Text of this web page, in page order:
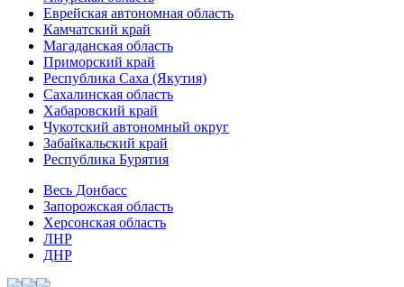
Еврейская автономная область
Камчатский край
Магаданская область
Приморский край
Республика Саха (Якутия)
Сахалинская область
Хабаровский край
Чукотский автономный округ
Забайкальский край
Республика Бурятия
Весь Донбасс
Запорожская область
Херсонская область
ЛНР
ДНР